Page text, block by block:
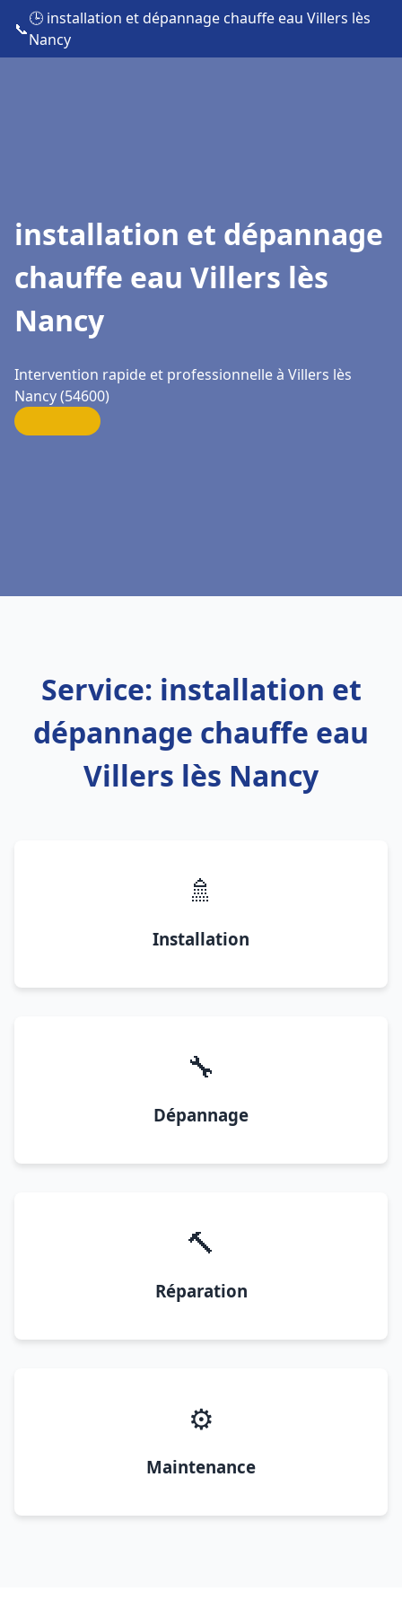
📞
🕒 installation et dépannage chauffe eau Villers lès
Nancy
installation et dépannage
chauffe eau Villers lès
Nancy
Intervention rapide et professionnelle à Villers lès
Nancy (54600)
Service: installation et
dépannage chauffe eau
Villers lès Nancy
🚿
Installation
🔧
Dépannage
🔨
Réparation
⚙️
Maintenance